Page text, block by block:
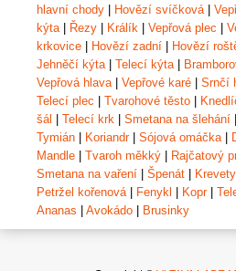
hlavní chody
Hovězí svíčková|
kýta| Řezy Králík Vepřová plec
krkovice
Hovězí zadní Hovězí
Jehněčí kýta| Telecí kýta|
Vepřová hlava| Vepřové karé Srnčí
Telecí plec
Tvarohové těsto
šál
Telecí krk Smetana na šlehání
Tymián
Koriandr| Sójová omáčka|
Mandle
Tvaroh měkký Rajčatový
Smetana na vaření
Špenát Krevety
Petržel kořenová| Fenykl Kopr|
Ananas
Avokádo Brusinky